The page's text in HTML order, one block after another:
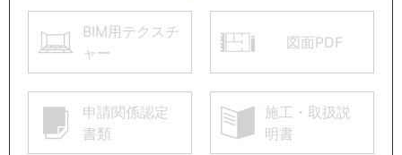
BIM用テクスチ
ャー
図面PDF
申請関係認定
書類
施工・取扱説
明書